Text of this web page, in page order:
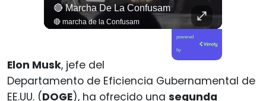
🔴 Marcha De La Confusam
🔴 marcha de la Confusam
powered
by
Elon Musk, jefe del
Departamento de Eficiencia Gubernamental de
EE.UU. (DOGE), ha ofrecido una segunda